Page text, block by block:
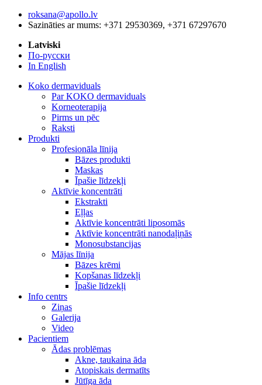
roksana@apollo.lv
Sazināties ar mums: +371 29530369, +371 67297670
Latviski
По-русски
In English
Koko dermaviduals
Par KOKO dermaviduals
Korneoterapija
Pirms un pēc
Raksti
Produkti
Profesionāla līnija
Bāzes produkti
Maskas
Īpašie līdzekļi
Aktīvie koncentrāti
Ekstrakti
Eļļas
Aktīvie koncentrāti liposomās
Aktīvie koncentrāti nanodaļiņās
Monosubstancijas
Mājas līnija
Bāzes krēmi
Kopšanas līdzekļi
Īpašie līdzekļi
Info centrs
Ziņas
Galerija
Video
Pacientiem
Ādas problēmas
Akne, taukaina āda
Atopiskais dermatīts
Jūtīga āda